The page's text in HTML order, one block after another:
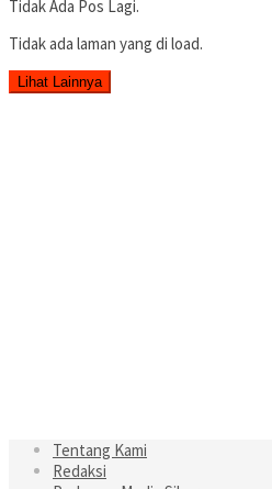
Tidak Ada Pos Lagi.
Tidak ada laman yang di load.
Lihat Lainnya
Tentang Kami
Redaksi